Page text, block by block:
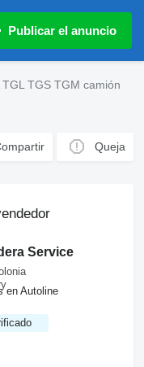
Publicar el anuncio
TGS TGM camión
Queja
Service
en Autoline